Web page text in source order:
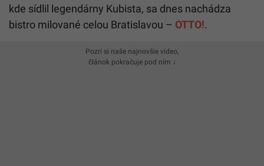
kde sídlil legendárny Kubista, sa dnes nachádza
bistro milované celou Bratislavou – OTTO!.
Pozri si naše najnovšie video,
článok pokračuje pod ním ↓